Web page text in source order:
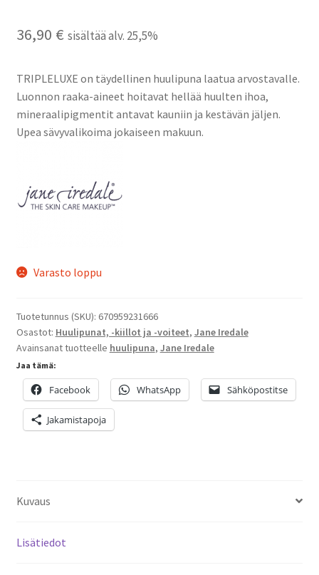
Kanta-asiakas
Evästeseloste
36,90 € sisältää alv. 25,5%
TRIPLELUXE on täydellinen huulipuna laatua arvostavalle.
Luonnon raaka-aineet hoitavat hellää huulten ihoa,
mineraalipigmentit antavat kauniin ja kestävän jäljen.
Upea sävyvalikoima jokaiseen makuun.
Varasto loppu
Tuotetunnus (SKU): 670959231666
Osastot: Huulipunat, -kiillot ja -voiteet, Jane Iredale
Avainsanat tuotteelle huulipuna, Jane Iredale
Jaa tämä:
Facebook WhatsApp Sähköpostitse
Jakamistapoja
Kuvaus
Lisätiedot